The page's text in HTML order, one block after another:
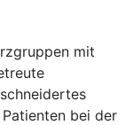
mit
bei der